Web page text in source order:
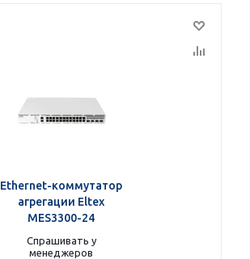
Ethernet-коммутатор
агрегации Eltex
MES3300-24
Спрашивать у
менеджеров